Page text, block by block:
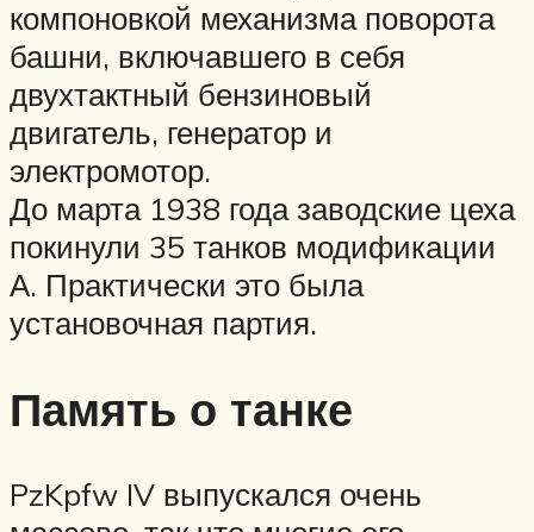
компоновкой механизма поворота
башни, включавшего в себя
двухтактный бензиновый
двигатель, генератор и
электромотор.
До марта 1938 года заводские цеха
покинули 35 танков модификации
А. Практически это была
установочная партия.
Память о танке
PzKpfw IV выпускался очень